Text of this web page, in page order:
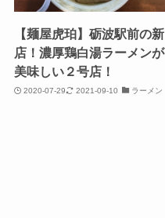
【麺屋虎珀】砺波駅前の新
店！濃厚鶏白湯ラーメンが
美味しい２号店！
2020-07-29 2021-09-10 ラーメン